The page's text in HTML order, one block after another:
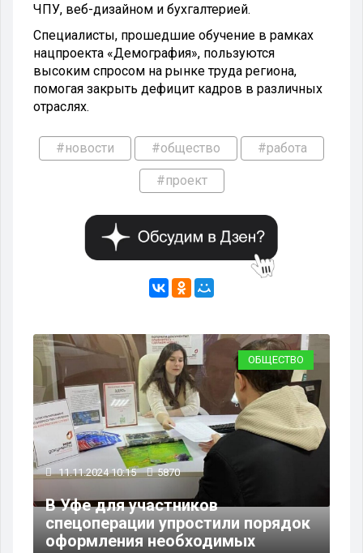
ЧПУ, веб-дизайном и бухгалтерией.
Специалисты, прошедшие обучение в рамках
нацпроекта «Демография», пользуются
высоким спросом на рынке труда региона,
помогая закрыть дефицит кадров в различных
отраслях.
#новости #общество #работа
#проект
ОБЩЕСТВО
11.11.2024 10:15 5870
В Уфе для участников
спецоперации упростили порядок
оформления необходимых